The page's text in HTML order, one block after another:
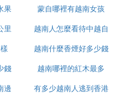
單設置為中文並設為首選語
在線翻譯工具協助識別，或
助。
麼未先進攻
果
蒙自哪裡有越南女孩
里
越南人怎麼看待中越自
衛戰
越南什麼香煙好多少錢
錢
越南哪裡的紅木最多
邊
有多少越南人逃到香港